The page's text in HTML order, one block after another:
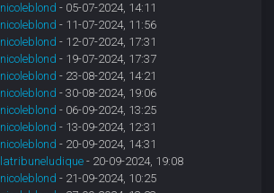
nicoleblond - 05-07-2024, 14:11
nicoleblond - 11-07-2024, 11:56
nicoleblond - 12-07-2024, 17:31
nicoleblond - 19-07-2024, 17:37
nicoleblond - 23-08-2024, 14:21
nicoleblond - 30-08-2024, 19:06
nicoleblond - 06-09-2024, 13:25
nicoleblond - 13-09-2024, 12:31
nicoleblond - 20-09-2024, 14:31
latribuneludique - 20-09-2024, 19:08
nicoleblond - 21-09-2024, 10:25